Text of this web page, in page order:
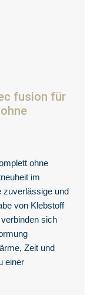
fusion für
ohne
im
zuverlässige und
von Klebstoff
sich
Zeit und
einer